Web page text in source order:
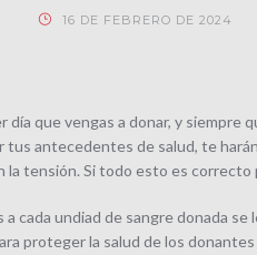
16 DE FEBRERO DE 2024
día que vengas a donar, y siempre
tus antecedentes de salud, te
la tensión. Si todo esto es correcto
a cada undiad de sangre donada
proteger la salud de los